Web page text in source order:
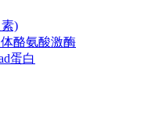
)
酪氨酸激酶
蛋白